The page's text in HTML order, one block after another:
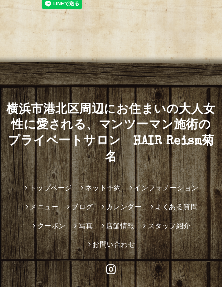
横浜市港北区周辺にお住まいの大人女
性に愛される、マンツーマン施術の
プライベートサロン HAIR Reism菊
名
トップページ ネット予約 インフォメーション
メニュー ブログ カレンダー よくある質問
クーポン 写真 店舗情報 スタッフ紹介
お問い合わせ